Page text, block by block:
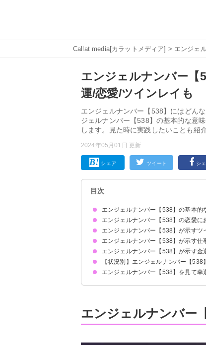
Callat media[カラットメディア] > エンジェ
エンジェルナンバー【
運/恋愛/ツインレイも
エンジェルナンバー【538】にはどん
ジェルナンバー【538】の基本的な意
します。見た時に実践したいことも紹
2024年05月01日 更新
シェア ツイート シ
目次
エンジェルナンバー【538】の基本的
成功へと導かれます
エンジェルナンバー【538】の恋愛に
恋人との関係について
結婚を考えている場合
エンジェルナンバー【538】が示すツ
一旦コミュニケーションを控えた方が良
サイレント期間の場合
エンジェルナンバー【538】が示す仕
エンジェルナンバー【538】が示す金
【状況別】エンジェルナンバー【538
何度も【538】を見る場合
時計で【538】を見る場合
エンジェルナンバー【538】を見て幸
エンジェルナンバー